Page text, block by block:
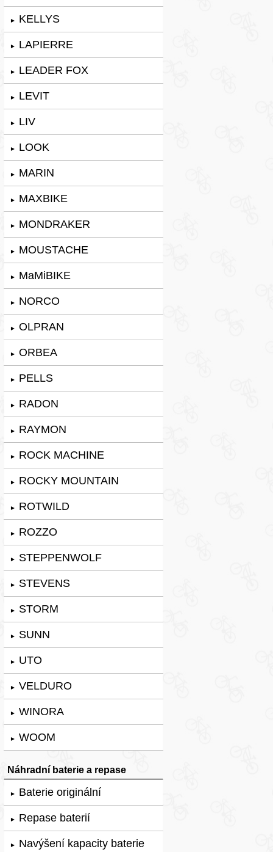
► KELLYS
► LAPIERRE
► LEADER FOX
► LEVIT
► LIV
► LOOK
► MARIN
► MAXBIKE
► MONDRAKER
► MOUSTACHE
► MaMiBIKE
► NORCO
► OLPRAN
► ORBEA
► PELLS
► RADON
► RAYMON
► ROCK MACHINE
► ROCKY MOUNTAIN
► ROTWILD
► ROZZO
► STEPPENWOLF
► STEVENS
► STORM
► SUNN
► UTO
► VELDURO
► WINORA
► WOOM
Náhradní baterie a repase
► Baterie originální
► Repase baterií
► Navýšení kapacity baterie